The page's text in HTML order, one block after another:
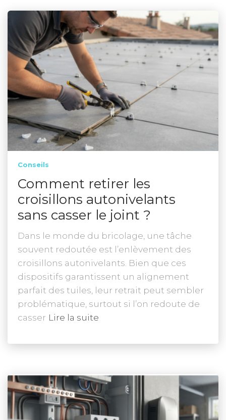
Conseils
Comment retirer les
croisillons autonivelants
sans casser le joint ?
Dans le monde du bricolage, une tâche
souvent redoutée est l’enlèvement des
croisillons autonivelants. Bien que ces
dispositifs garantissent un alignement
parfait des tuiles, leur retrait peut sembler
problématique, surtout si l’on redoute de
casser Lire la suite